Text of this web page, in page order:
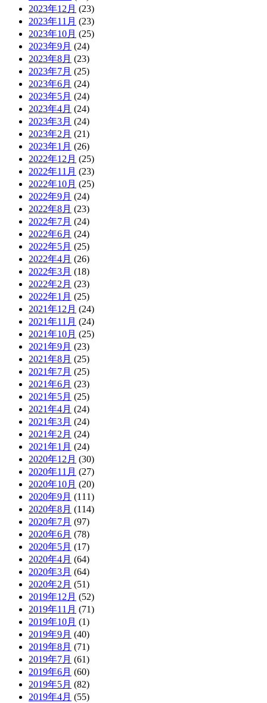
2023年12月 (23)
2023年11月 (23)
2023年10月 (25)
2023年9月 (24)
2023年8月 (23)
2023年7月 (25)
2023年6月 (24)
2023年5月 (24)
2023年4月 (24)
2023年3月 (24)
2023年2月 (21)
2023年1月 (26)
2022年12月 (25)
2022年11月 (23)
2022年10月 (25)
2022年9月 (24)
2022年8月 (23)
2022年7月 (24)
2022年6月 (24)
2022年5月 (25)
2022年4月 (26)
2022年3月 (18)
2022年2月 (23)
2022年1月 (25)
2021年12月 (24)
2021年11月 (24)
2021年10月 (25)
2021年9月 (23)
2021年8月 (25)
2021年7月 (25)
2021年6月 (23)
2021年5月 (25)
2021年4月 (24)
2021年3月 (24)
2021年2月 (24)
2021年1月 (24)
2020年12月 (30)
2020年11月 (27)
2020年10月 (20)
2020年9月 (111)
2020年8月 (114)
2020年7月 (97)
2020年6月 (78)
2020年5月 (17)
2020年4月 (64)
2020年3月 (64)
2020年2月 (51)
2019年12月 (52)
2019年11月 (71)
2019年10月 (1)
2019年9月 (40)
2019年8月 (71)
2019年7月 (61)
2019年6月 (60)
2019年5月 (82)
2019年4月 (55)